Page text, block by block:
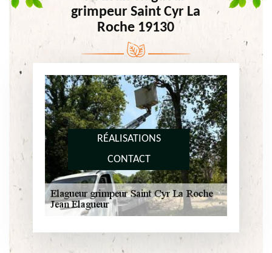
RÉALISATIONS
CONTACT
grimpeur Saint Cyr La
Roche 19130